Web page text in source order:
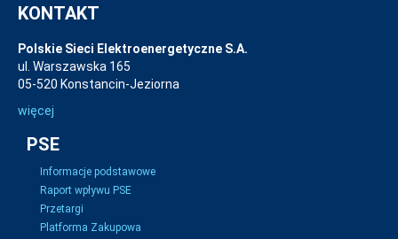
KONTAKT
Polskie Sieci Elektroenergetyczne S.A.
ul. Warszawska 165
05-520 Konstancin-Jeziorna
więcej
PSE
Informacje podstawowe
Raport wpływu PSE
Przetargi
Platforma Zakupowa